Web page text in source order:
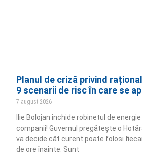
Planul de criză privind
9 scenarii de risc în care se
7 august 2026
Ilie Bolojan închide robinetul de
companii! Guvernul pregătește o
va decide cât curent poate folosi
de ore înainte. Sunt